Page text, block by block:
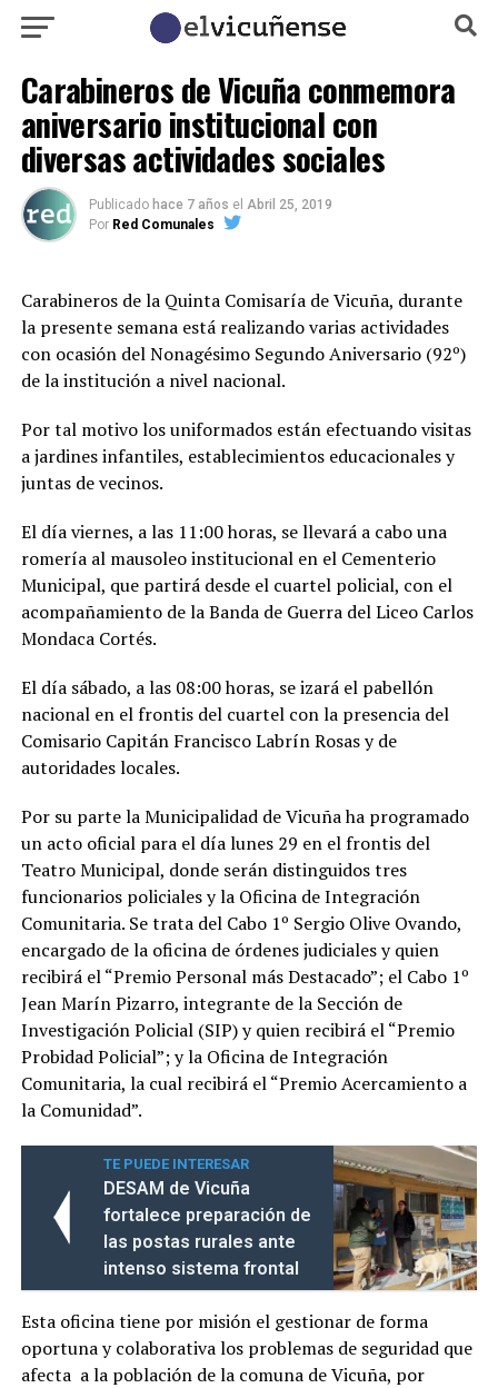
Carabineros de Vicuña conmemora
aniversario institucional con
diversas actividades sociales
Publicado hace 7 años el Abril 25, 2019
Por Red Comunales
Carabineros de la Quinta Comisaría de Vicuña, durante
la presente semana está realizando varias actividades
con ocasión del Nonagésimo Segundo Aniversario (92º)
de la institución a nivel nacional.
Por tal motivo los uniformados están efectuando visitas
a jardines infantiles, establecimientos educacionales y
juntas de vecinos.
El día viernes, a las 11:00 horas, se llevará a cabo una
romería al mausoleo institucional en el Cementerio
Municipal, que partirá desde el cuartel policial, con el
acompañamiento de la Banda de Guerra del Liceo Carlos
Mondaca Cortés.
El día sábado, a las 08:00 horas, se izará el pabellón
nacional en el frontis del cuartel con la presencia del
Comisario Capitán Francisco Labrín Rosas y de
autoridades locales.
Por su parte la Municipalidad de Vicuña ha programado
un acto oficial para el día lunes 29 en el frontis del
Teatro Municipal, donde serán distinguidos tres
funcionarios policiales y la Oficina de Integración
Comunitaria. Se trata del Cabo 1º Sergio Olive Ovando,
encargado de la oficina de órdenes judiciales y quien
recibirá el “Premio Personal más Destacado”; el Cabo 1º
Jean Marín Pizarro, integrante de la Sección de
Investigación Policial (SIP) y quien recibirá el “Premio
Probidad Policial”; y la Oficina de Integración
Comunitaria, la cual recibirá el “Premio Acercamiento a
la Comunidad”.
TE PUEDE INTERESAR
DESAM de Vicuña
fortalece preparación de
las postas rurales ante
intenso sistema frontal
Esta oficina tiene por misión el gestionar de forma
oportuna y colaborativa los problemas de seguridad que
afecta a la población de la comuna de Vicuña, por